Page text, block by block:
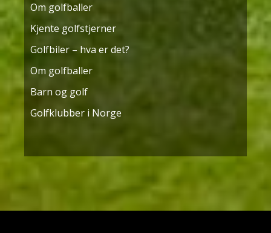
Om golfballer
Kjente golfstjerner
Golfbiler – hva er det?
Om golfballer
Barn og golf
Golfklubber i Norge